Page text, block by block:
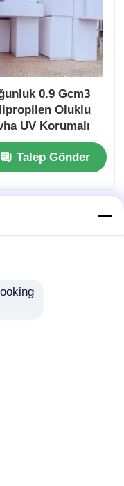
0.9 Gcm3
Oluklu
UV Korumalı
Güçlü Plastik
Endüstriyel
ve Teşhir
Talep Gönder